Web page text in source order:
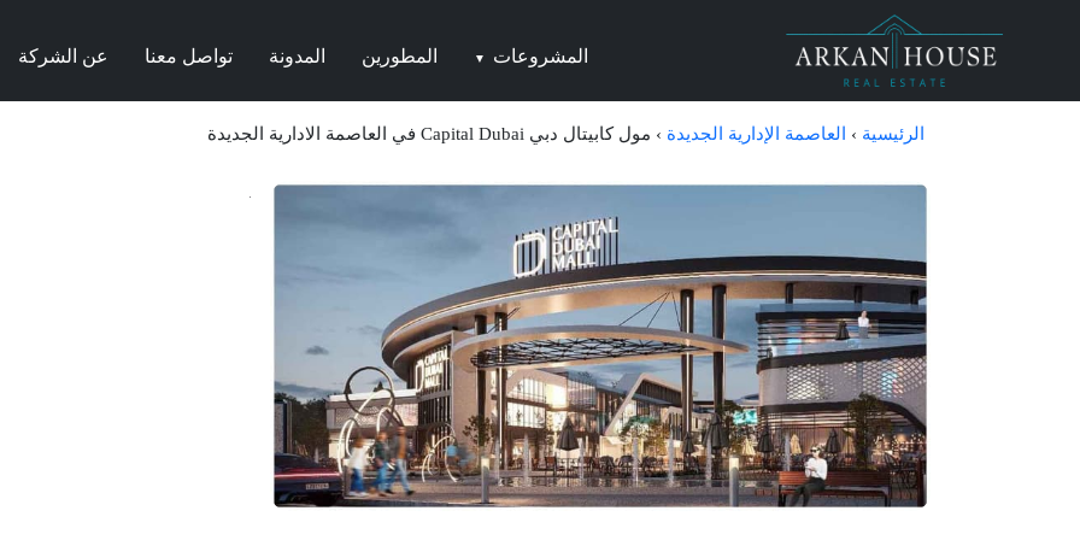
المشروعات ▼ المطورين المدونة تواصل معنا عن الشركة
الرئيسية › العاصمة الإدارية الجديدة › مول كابيتال دبي Capital Dubai في العاصمة الادارية الجديدة